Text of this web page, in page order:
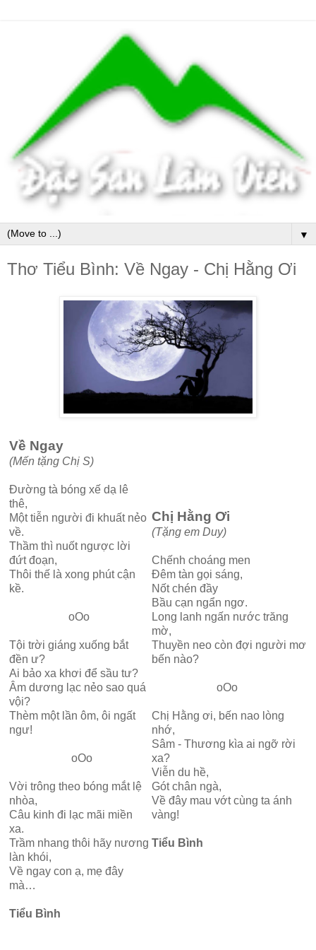
▼
Thơ Tiểu Bình: Về Ngay - Chị Hằng Ơi
Về Ngay
(Mến tặng Chị S)
Đường tà bóng xế dạ lê
thê,
Một tiễn người đi khuất nẻo
về.
Thầm thì nuốt ngược lời
đứt đoạn,
Thôi thế là xong phút cận
kề.
oOo
Tội trời giáng xuống bắt
đền ư?
Ai bảo xa khơi để sầu tư?
Âm dương lạc nẻo sao quá
vội?
Thèm một lần ôm, ôi ngất
ngư!
oOo
Vời trông theo bóng mắt lệ
nhòa,
Câu kinh đi lạc mãi miền
xa.
Trầm nhang thôi hãy nương
làn khói,
Về ngay con ạ, mẹ đây
mà…
Tiểu Bình
Chị Hằng Ơi
(Tặng em Duy)
Chếnh choáng men
Đêm tàn gọi sáng,
Nốt chén đầy
Bầu cạn ngẩn ngơ.
Long lanh ngấn nước trăng
mờ,
Thuyền neo còn đợi người mơ
bến nào?
oOo
Chị Hằng ơi, bến nao lòng
nhớ,
Sâm - Thương kìa ai ngỡ rời
xa?
Viễn du hề,
Gót chân ngà,
Về đây mau vớt cùng ta ánh
vàng!
Tiểu Bình